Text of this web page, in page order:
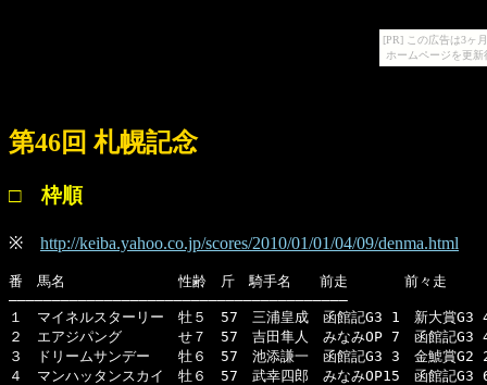
[PR] この広告は3ヶ
ホームページを更
第46回 札幌記念
□ 枠順
※ http://keiba.yahoo.co.jp/scores/2010/01/01/04/09/denma.html
番　馬名　　　　　　　　性齢　斤　騎手名　　前走　　　　前々走　　
―――――――――――――――――――――――――――――――――――――――
１　マイネルスターリー　牡５　57　三浦皇成　函館記G3 1　新大賞G3
２　エアジパング　　　　せ７　57　吉田隼人　みなみOP 7　函館記G3
３　ドリームサンデー　　牡６　57　池添謙一　函館記G3 3　金鯱賞G2
４　マンハッタンスカイ　牡６　57　武幸四郎　みなみOP15　函館記G3